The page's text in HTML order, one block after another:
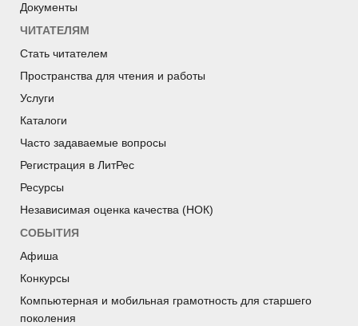
Документы
ЧИТАТЕЛЯМ
Стать читателем
Пространства для чтения и работы
Услуги
Каталоги
Часто задаваемые вопросы
Регистрация в ЛитРес
Ресурсы
Независимая оценка качества (НОК)
СОБЫТИЯ
Афиша
Конкурсы
Компьютерная и мобильная грамотность для старшего
поколения